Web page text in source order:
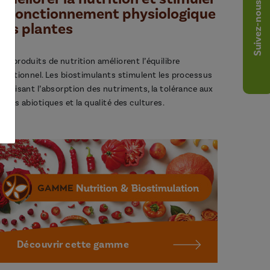
le fonctionnement physiologique
des plantes
Nos produits de nutrition améliorent l’équilibre
nutritionnel. Les biostimulants stimulent les processus
l’absorption des nutriments, la tolérance aux
stress abiotiques et la qualité des cultures.
Découvrir cette gamme
Suivez-nous